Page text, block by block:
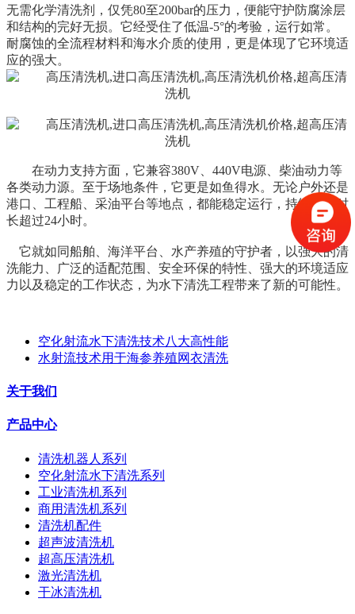
无需化学清洗剂，仅凭80至200bar的压力，便能守护防腐涂层
和结构的完好无损。它经受住了低温-5°的考验，运行如常。
耐腐蚀的全流程材料和海水介质的使用，更是体现了它环境适
应的强大。
在动力支持方面，它兼容380V、440V电源、柴油动力等
各类动力源。至于场地条件，它更是如鱼得水。无论户外还是
港口、工程船、采油平台等地点，都能稳定运行，持续工作时
长超过24小时。
它就如同船舶、海洋平台、水产养殖的守护者，以强大的清
洗能力、广泛的适配范围、安全环保的特性、强大的环境适应
力以及稳定的工作状态，为水下清洗工程带来了新的可能性。
空化射流水下清洗技术八大高性能
水射流技术用于海参养殖网衣清洗
关于我们
产品中心
清洗机器人系列
空化射流水下清洗系列
工业清洗机系列
商用清洗机系列
清洗机配件
超声波清洗机
超高压清洗机
激光清洗机
干冰清洗机